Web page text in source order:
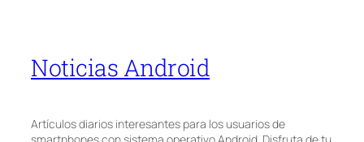
Noticias Android
Artículos diarios interesantes para los usuarios de